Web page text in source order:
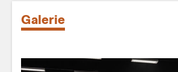
Galerie